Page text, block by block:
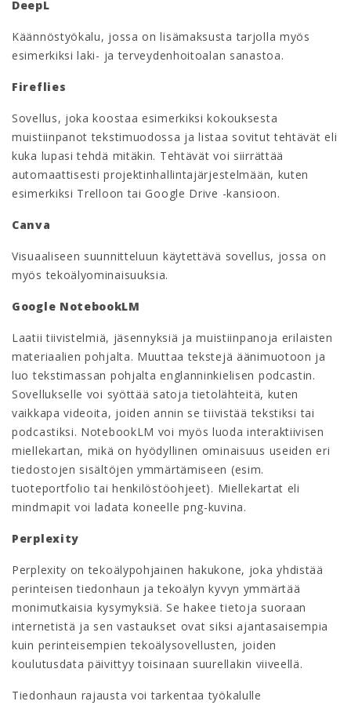
DeepL
Käännöstyökalu, jossa on lisämaksusta tarjolla myös
esimerkiksi laki- ja terveydenhoitoalan sanastoa.
Fireflies
Sovellus, joka koostaa esimerkiksi kokouksesta
muistiinpanot tekstimuodossa ja listaa sovitut tehtävät eli
kuka lupasi tehdä mitäkin. Tehtävät voi siirrättää
automaattisesti projektinhallintajärjestelmään, kuten
esimerkiksi Trelloon tai Google Drive -kansioon.
Canva
Visuaaliseen suunnitteluun käytettävä sovellus, jossa on
myös tekoälyominaisuuksia.
Google NotebookLM
Laatii tiivistelmiä, jäsennyksiä ja muistiinpanoja erilaisten
materiaalien pohjalta. Muuttaa tekstejä äänimuotoon ja
luo tekstimassan pohjalta englanninkielisen podcastin.
Sovellukselle voi syöttää satoja tietolähteitä, kuten
vaikkapa videoita, joiden annin se tiivistää tekstiksi tai
podcastiksi. NotebookLM voi myös luoda interaktiivisen
miellekartan, mikä on hyödyllinen ominaisuus useiden eri
tiedostojen sisältöjen ymmärtämiseen (esim.
tuoteportfolio tai henkilöstöohjeet). Miellekartat eli
mindmapit voi ladata koneelle png-kuvina.
Perplexity
Perplexity on tekoälypohjainen hakukone, joka yhdistää
perinteisen tiedonhaun ja tekoälyn kyvyn ymmärtää
monimutkaisia kysymyksiä. Se hakee tietoja suoraan
internetistä ja sen vastaukset ovat siksi ajantasaisempia
kuin perinteisempien tekoälysovellusten, joiden
koulutusdata päivittyy toisinaan suurellakin viiveellä.
Tiedonhaun rajausta voi tarkentaa työkalulle